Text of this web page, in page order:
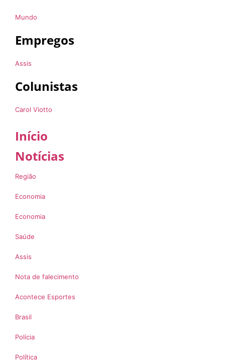
Mundo
Empregos
Assis
Colunistas
Carol Viotto
Início
Notícias
Região
Economia
Economia
Saúde
Assis
Nota de falecimento
Acontece Esportes
Brasil
Polícia
Política